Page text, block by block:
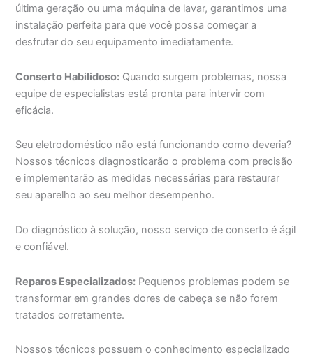
última geração ou uma máquina de lavar, garantimos uma
instalação perfeita para que você possa começar a
desfrutar do seu equipamento imediatamente.
Conserto Habilidoso: Quando surgem problemas, nossa
equipe de especialistas está pronta para intervir com
eficácia.
Seu eletrodoméstico não está funcionando como deveria?
Nossos técnicos diagnosticarão o problema com precisão
e implementarão as medidas necessárias para restaurar
seu aparelho ao seu melhor desempenho.
Do diagnóstico à solução, nosso serviço de conserto é ágil
e confiável.
Reparos Especializados: Pequenos problemas podem se
transformar em grandes dores de cabeça se não forem
tratados corretamente.
Nossos técnicos possuem o conhecimento especializado